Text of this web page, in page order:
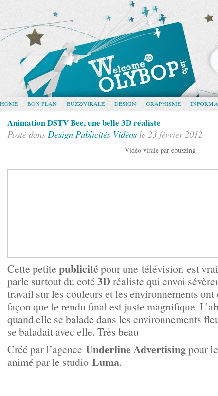
HOME BON PLAN BUZZ/VIRALE DESIGN GRAPHISME
Animation DSTV Bee, une belle 3D réaliste
Posté dans Design Publicités Vidéos le 23 février 2012
Vidéo virale par ebuzzing
Cette petite publicité pour une télévision est
parle surtout du coté 3D réaliste qui envoi
travail sur les couleurs et les environnements ont
façon que le rendu final est juste magnifique.
quand elle se balade dans les environnements
se baladait avec elle. Très beau
Créé par l’agence Underline Advertisingpour
animé par le studio Luma.